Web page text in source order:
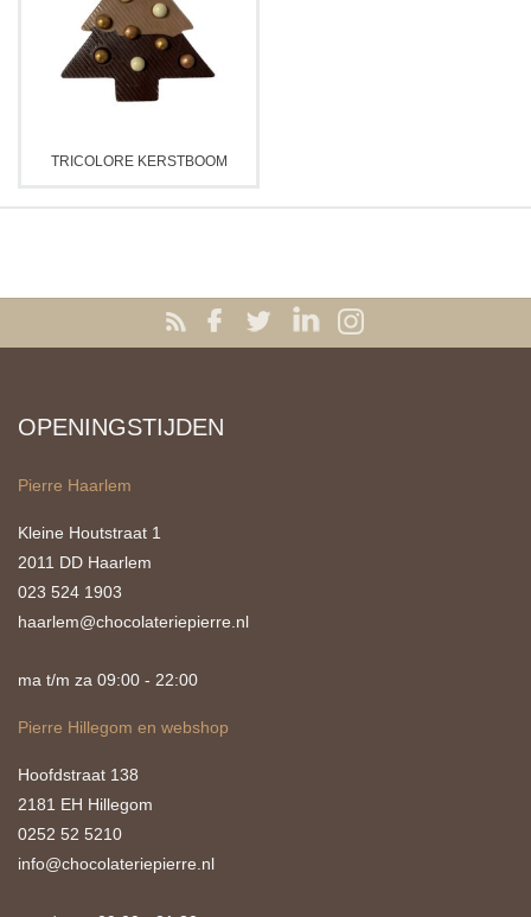
TRICOLORE KERSTBOOM
OPENINGSTIJDEN
Pierre Haarlem
Kleine Houtstraat 1
2011 DD Haarlem
023 524 1903
haarlem@chocolateriepierre.nl
ma t/m za 09:00 - 22:00
Pierre Hillegom en webshop
Hoofdstraat 138
2181 EH Hillegom
0252 52 5210
info@chocolateriepierre.nl